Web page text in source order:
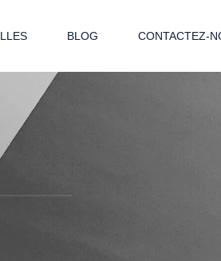
BLOG CONTACTEZ-